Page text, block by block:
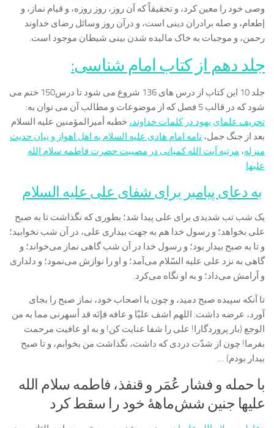
وصی خود را معین کرد، و تحقیقاً که آن روز، روز روزه، و قیام نماز، و
إطعام، و صله برادران دینی است، و درآن روز وسائل رضای خداوند
رحمن، و موجبات به خاک مالیده شدن بینی شیطان موجود است.
جلد دهم از کتاب امام شناسی:
جلد 10 این کتاب از درس های 136 شروع می شود تا درس150 ختم می
شود که در قالب 5 فصل که از موضوعات و مطالب آن می توان به:
تحریف علمای یهود در کلمات خداوند، خطبه أمیرالمؤمنین علیه السلام
بعد از جنگ جمل‌، نامه امام هادی علیه السلام به اهل اهواز و بیان حدیث
منزله‌، مرثیه آیت الله کمپانی در مصیبت حضرت فاطمه سلام الله
علیها
به دعای پیامبر برای شفای علی علیه السلام‌
یک شب تب شدیدی برای علی پیدا شد؛ بطوری که نگذاشت تا به صبح
علی بخواهد؛ و رسول خدا هم به جهت بیداری علی، در آن شب نخوابید؛
و تا به صبح بیدار بود؛ و رسول خدا در آن شب گاهی نماز می‌خواند؛ و
گاهی به نزد علی علیه السّلام می‌آمد؛ و او را نوازش می‌نمود؛ و دلداری
و آرامش می‌داد؛ و به او نگاه می‌کرد.
تا آنکه سپیده صبح دمید، و چون با اصحاب خود، نماز صبح را بجای
آورد، عرضه داشت: اللهم اشف علیّا و عافه فإنَه قد أسهرنی مما به من
الوجع (بار پروردگارا! علی را شفا عنایت کن! و به او عافیت مرحمت
بفرما! چون از شدّت دردی که داشت، نگذاشت من بخوابم، و تا صبح
بیدار بودم) …
با حمله و فشار عُمَر و قنفذ، فاطمه سلام الله
علیها جنین شش‌ماهۀ خود را سقط کرد